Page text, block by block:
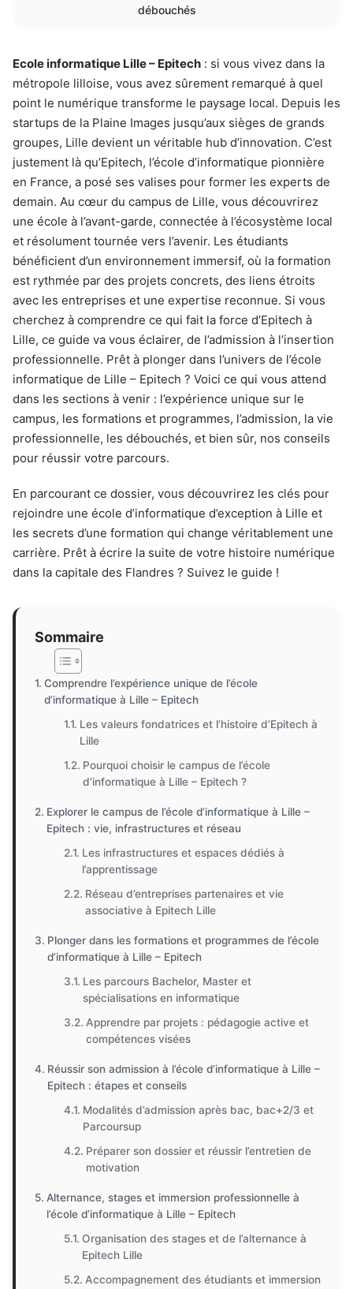
débouchés
Ecole informatique Lille – Epitech : si vous vivez dans la
métropole lilloise, vous avez sûrement remarqué à quel
point le numérique transforme le paysage local. Depuis les
startups de la Plaine Images jusqu’aux sièges de grands
groupes, Lille devient un véritable hub d’innovation. C’est
justement là qu’Epitech, l’école d’informatique pionnière
en France, a posé ses valises pour former les experts de
demain. Au cœur du campus de Lille, vous découvrirez
une école à l’avant-garde, connectée à l’écosystème local
et résolument tournée vers l’avenir. Les étudiants
bénéficient d’un environnement immersif, où la formation
est rythmée par des projets concrets, des liens étroits
avec les entreprises et une expertise reconnue. Si vous
cherchez à comprendre ce qui fait la force d’Epitech à
Lille, ce guide va vous éclairer, de l’admission à l’insertion
professionnelle. Prêt à plonger dans l’univers de l’école
informatique de Lille – Epitech ? Voici ce qui vous attend
dans les sections à venir : l’expérience unique sur le
campus, les formations et programmes, l’admission, la vie
professionnelle, les débouchés, et bien sûr, nos conseils
pour réussir votre parcours.
En parcourant ce dossier, vous découvrirez les clés pour
rejoindre une école d’informatique d’exception à Lille et
les secrets d’une formation qui change véritablement une
carrière. Prêt à écrire la suite de votre histoire numérique
dans la capitale des Flandres ? Suivez le guide !
Sommaire
Comprendre l’expérience unique de l’école
d’informatique à Lille – Epitech
Les valeurs fondatrices et l’histoire d’Epitech à
Lille
Pourquoi choisir le campus de l’école
d’informatique à Lille – Epitech ?
Explorer le campus de l’école d’informatique à Lille –
Epitech : vie, infrastructures et réseau
Les infrastructures et espaces dédiés à
l’apprentissage
Réseau d’entreprises partenaires et vie
associative à Epitech Lille
Plonger dans les formations et programmes de l’école
d’informatique à Lille – Epitech
Les parcours Bachelor, Master et
spécialisations en informatique
Apprendre par projets : pédagogie active et
compétences visées
Réussir son admission à l’école d’informatique à Lille –
Epitech : étapes et conseils
Modalités d’admission après bac, bac+2/3 et
Parcoursup
Préparer son dossier et réussir l’entretien de
motivation
Alternance, stages et immersion professionnelle à
l’école d’informatique à Lille – Epitech
Organisation des stages et de l’alternance à
Epitech Lille
Accompagnement des étudiants et immersion